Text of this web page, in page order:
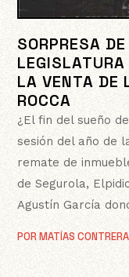
SORPRESA
LEGISLATURA
LA VENTA DE
ROCCA
PORMATÍAS
¿El fin del sueño
sesión del año de
remate de
de Segurola,
Agustín García